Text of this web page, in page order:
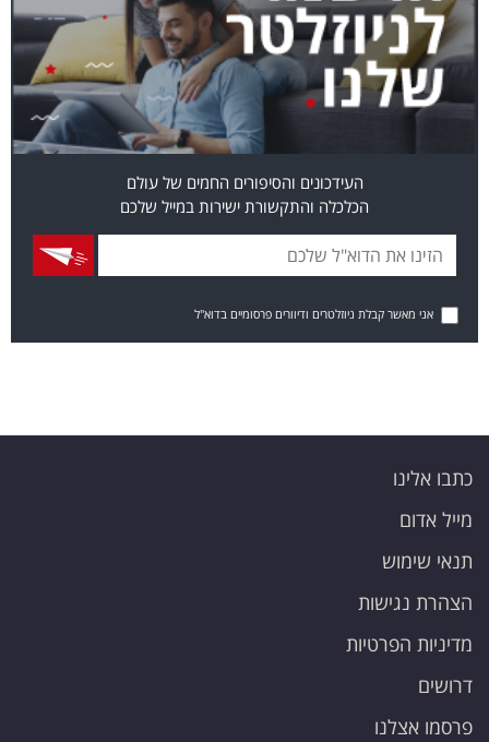
העידכונים והסיפורים החמים של עולם
הכלכלה והתקשורת ישירות במייל שלכם
אני מאשר קבלת ניוזלטרים ודיוורים פרסומיים בדוא"ל
כתבו אלינו
מייל אדום
תנאי שימוש
הצהרת נגישות
מדיניות הפרטיות
דרושים
פרסמו אצלנו